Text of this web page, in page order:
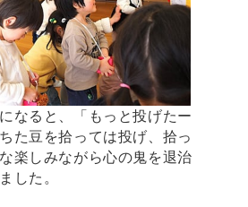
なると、「もっと投げたー
た豆を拾っては投げ、拾っ
楽しみながら心の鬼を退治
した。